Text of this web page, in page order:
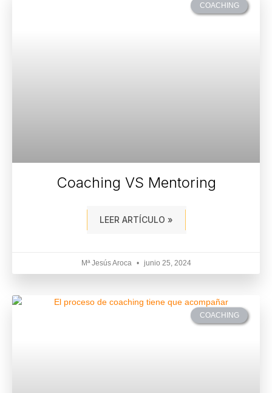
COACHING
Coaching VS Mentoring
LEER ARTÍCULO »
Mª Jesús Aroca junio 25, 2024
COACHING